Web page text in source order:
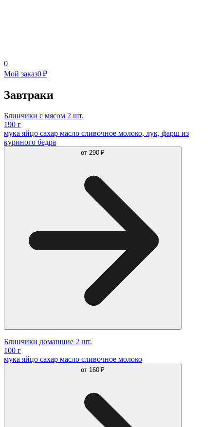
0
Мой заказ0 ₽
Завтраки
Блинчики с мясом 2 шт.
190 г
мука яйцо сахар масло сливочное молоко, лук, фарш из
куриного бедра
от 290 ₽
Блинчики домашние 2 шт.
100 г
мука яйцо сахар масло сливочное молоко
от 160 ₽